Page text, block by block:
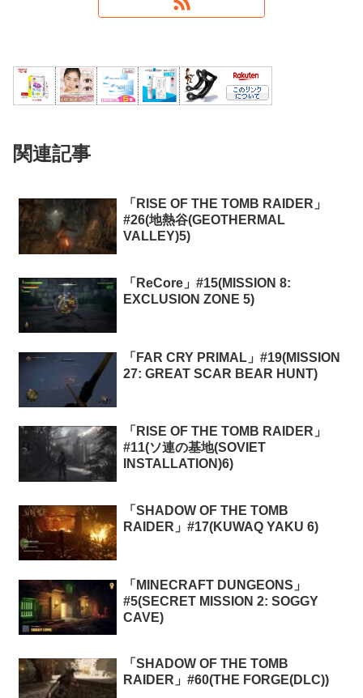
関連記事
「RISE OF THE TOMB RAIDER」
#26(地熱谷(GEOTHERMAL
VALLEY)5)
「ReCore」#15(MISSION 8:
EXCLUSION ZONE 5)
「FAR CRY PRIMAL」#19(MISSION
27: GREAT SCAR BEAR HUNT)
「RISE OF THE TOMB RAIDER」
#11(ソ連の基地(SOVIET
INSTALLATION)6)
「SHADOW OF THE TOMB
RAIDER」#17(KUWAQ YAKU 6)
「MINECRAFT DUNGEONS」
#5(SECRET MISSION 2: SOGGY
CAVE)
「SHADOW OF THE TOMB
RAIDER」#60(THE FORGE(DLC))